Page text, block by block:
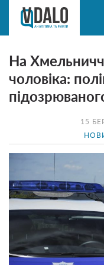
15
На
чоловіка: